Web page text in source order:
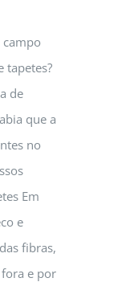
tapetes?
de
que a
no
Em
e
fibras,
e por